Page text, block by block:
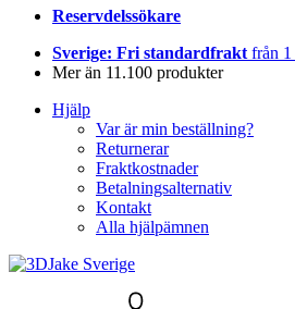
Reservdelssökare
Sverige: Fri standardfrakt från
Mer än 11.100 produkter
Hjälp
Var är min beställning?
Returnerar
Fraktkostnader
Betalningsalternativ
Kontakt
Alla hjälpämnen